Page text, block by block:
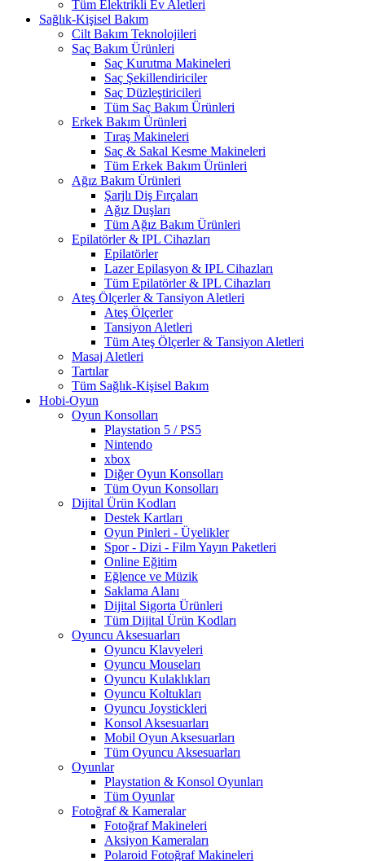
Tüm Elektrikli Ev Aletleri
Sağlık-Kişisel Bakım
Cilt Bakım Teknolojileri
Saç Bakım Ürünleri
Saç Kurutma Makineleri
Saç Şekillendiriciler
Saç Düzleştiricileri
Tüm Saç Bakım Ürünleri
Erkek Bakım Ürünleri
Tıraş Makineleri
Saç & Sakal Kesme Makineleri
Tüm Erkek Bakım Ürünleri
Ağız Bakım Ürünleri
Şarjlı Diş Fırçaları
Ağız Duşları
Tüm Ağız Bakım Ürünleri
Epilatörler & IPL Cihazları
Epilatörler
Lazer Epilasyon & IPL Cihazları
Tüm Epilatörler & IPL Cihazları
Ateş Ölçerler & Tansiyon Aletleri
Ateş Ölçerler
Tansiyon Aletleri
Tüm Ateş Ölçerler & Tansiyon Aletleri
Masaj Aletleri
Tartılar
Tüm Sağlık-Kişisel Bakım
Hobi-Oyun
Oyun Konsolları
Playstation 5 / PS5
Nintendo
xbox
Diğer Oyun Konsolları
Tüm Oyun Konsolları
Dijital Ürün Kodları
Destek Kartları
Oyun Pinleri - Üyelikler
Spor - Dizi - Film Yayın Paketleri
Online Eğitim
Eğlence ve Müzik
Saklama Alanı
Dijital Sigorta Ürünleri
Tüm Dijital Ürün Kodları
Oyuncu Aksesuarları
Oyuncu Klavyeleri
Oyuncu Mouseları
Oyuncu Kulaklıkları
Oyuncu Koltukları
Oyuncu Joystickleri
Konsol Aksesuarları
Mobil Oyun Aksesuarları
Tüm Oyuncu Aksesuarları
Oyunlar
Playstation & Konsol Oyunları
Tüm Oyunlar
Fotoğraf & Kameralar
Fotoğraf Makineleri
Aksiyon Kameraları
Polaroid Fotoğraf Makineleri